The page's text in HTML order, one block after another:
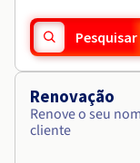
Pesquisar
Renovação
Renove o seu
cliente